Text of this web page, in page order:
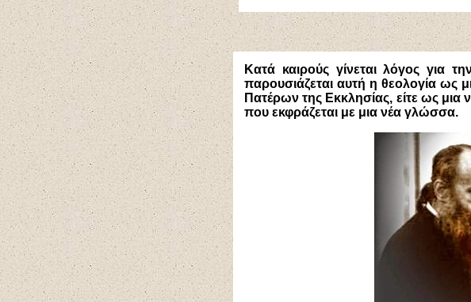
Κατά καιρούς γίνεται λόγος για
παρουσιάζεται αυτή η θεολογία ως
Πατέρων της Εκκλησίας, είτε ως
που εκφράζεται με μια νέα γλώσσα.